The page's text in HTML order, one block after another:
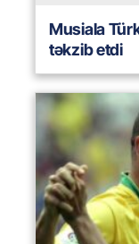
Musiala
təkzib etdi